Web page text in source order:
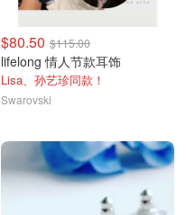
$80.50 $115.00
lifelong 情人节款耳饰
Lisa、孙艺珍同款！
Swarovski